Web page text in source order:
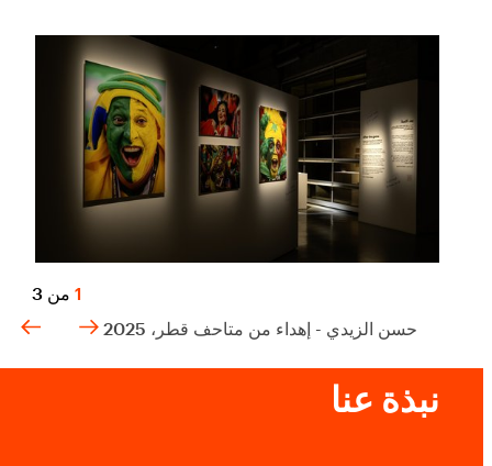
حسن الزيدي - إهداء من متاحف قطر، 2025
1 من 3
نبذة عنا